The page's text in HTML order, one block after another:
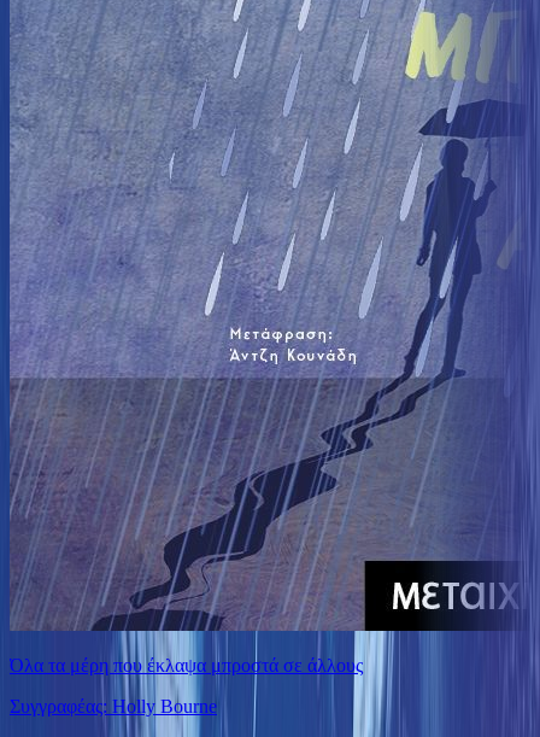
Όλα τα μέρη που έκλαψα μπροστά σε άλλους
Συγγραφέας: Holly Bourne